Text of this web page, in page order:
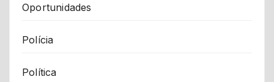
Oportunidades
Polícia
Política